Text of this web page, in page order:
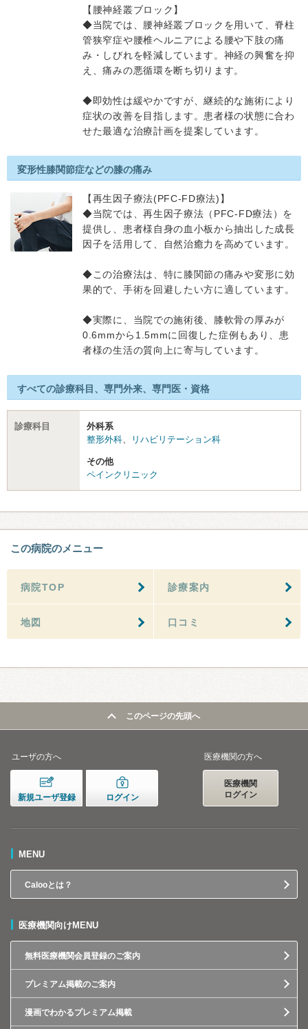
【腰神経叢ブロック】
◆当院では、腰神経叢ブロックを用いて、脊柱
管狭窄症や腰椎ヘルニアによる腰や下肢の痛
み・しびれを軽減しています。神経の興奮を抑
え、痛みの悪循環を断ち切ります。
◆即効性は緩やかですが、継続的な施術により
症状の改善を目指します。患者様の状態に合わ
せた最適な治療計画を提案しています。
変形性膝関節症などの膝の痛み
【再生因子療法(PFC-FD療法)】
◆当院では、再生因子療法（PFC-FD療法）を
提供し、患者様自身の血小板から抽出した成長
因子を活用して、自然治癒力を高めています。
◆この治療法は、特に膝関節の痛みや変形に効
果的で、手術を回避したい方に適しています。
◆実際に、当院での施術後、膝軟骨の厚みが
0.6mmから1.5mmに回復した症例もあり、患
者様の生活の質向上に寄与しています。
すべての診療科目、専門外来、専門医・資格
診療科目
外科系
整形外科、 リハビリテーション科
その他
ペインクリニック
この病院のメニュー
病院TOP 診療案内
地図 口コミ
このページの先頭へ
ユーザの方へ
新規ユーザ登録 ログイン
医療機関の方へ
医療機関
ログイン
MENU
Calooとは？
医療機関向けMENU
無料医療機関会員登録のご案内
プレミアム掲載のご案内
漫画でわかるプレミアム掲載